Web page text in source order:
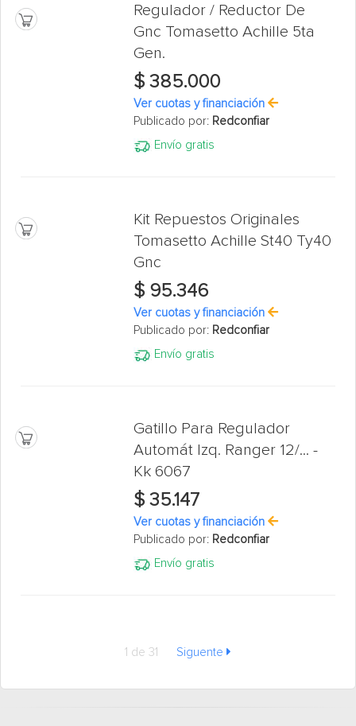
Regulador / Reductor De
Gnc Tomasetto Achille 5ta
Gen.
$ 385.000
Ver cuotas y financiación
Publicado por: Redconfiar
Envío gratis
Kit Repuestos Originales
Tomasetto Achille St40 Ty40
Gnc
$ 95.346
Ver cuotas y financiación
Publicado por: Redconfiar
Envío gratis
Gatillo Para Regulador
Automát Izq. Ranger 12/... -
Kk 6067
$ 35.147
Ver cuotas y financiación
Publicado por: Redconfiar
Envío gratis
1 de 31 Siguente